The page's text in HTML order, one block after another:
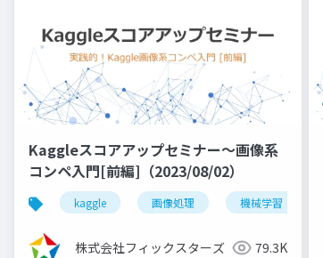
Kaggleスコアアップセミナー～画像系
コンペ入門[前編]（2023/08/02）
kaggle 画像処理 機械学習
株式会社フィックスターズ 79.3K